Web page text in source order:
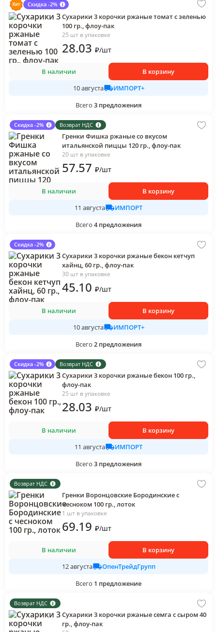
Скидка -2%
Сухарики 3 корочки ржаные томат с зеленью
100 гр., флоу-пак
25 шт в упаковке
28.03 ₽/шт
В наличии
В корзину
10 августа
ИМПОРТ+
Всего 3 предложения
Скидка -2% Возврат НДС
Гренки Фишка ржаные со вкусом
итальянской пиццы 120 гр., флоу-пак
20 шт в упаковке
57.57 ₽/шт
В наличии
В корзину
11 августа
ИМПОРТ
Всего 4 предложения
Скидка -2%
Сухарики 3 корочки ржаные бекон кетчуп
хайнц, 60 гр., флоу-пак
30 шт в упаковке
45.10 ₽/шт
В наличии
В корзину
10 августа
ИМПОРТ+
Всего 2 предложения
Скидка -2% Возврат НДС
Сухарики 3 корочки ржаные бекон 100 гр.,
флоу-пак
25 шт в упаковке
28.03 ₽/шт
В наличии
В корзину
11 августа
ИМПОРТ
Всего 3 предложения
Возврат НДС
Гренки Воронцовские Бородинские с
чесноком 100 гр., лоток
1 шт в упаковке
69.19 ₽/шт
В наличии
В корзину
12 августа
ОпенТрейдГрупп
Всего 1 предложение
Возврат НДС
Сухарики 3 корочки ржаные семга с сыром 40
гр., флоу-пак